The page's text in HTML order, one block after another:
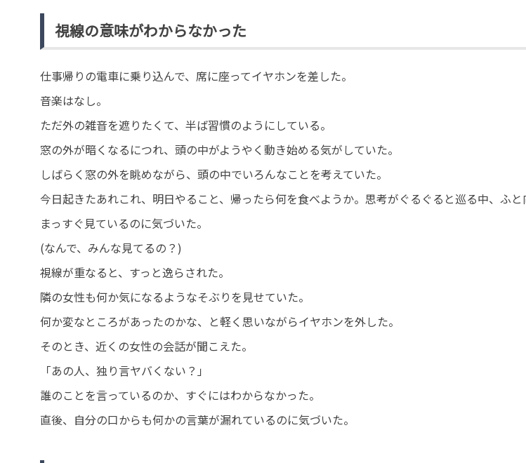
視線の意味がわからなかった
仕事帰りの電車に乗り込んで、席に座ってイヤホンを差した。
音楽はなし。
ただ外の雑音を遮りたくて、半ば習慣のようにしている。
窓の外が暗くなるにつれ、頭の中がようやく動き始める気がしていた。
しばらく窓の外を眺めながら、頭の中でいろんなことを考えていた。
今日起きたあれこれ、明日やること、帰ったら何を食べようか。思考がぐるぐると巡る中、ふ
まっすぐ見ているのに気づいた。
(なんで、みんな見てるの？)
視線が重なると、すっと逸らされた。
隣の女性も何か気になるようなそぶりを見せていた。
何か変なところがあったのかな、と軽く思いながらイヤホンを外した。
そのとき、近くの女性の会話が聞こえた。
「あの人、独り言ヤバくない？」
誰のことを言っているのか、すぐにはわからなかった。
直後、自分の口からも何かの言葉が漏れているのに気づいた。